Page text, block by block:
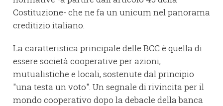
Costituzione- che ne fa un unicum nel panorama
creditizio italiano.
La caratteristica principale delle BCC è quella di
essere società cooperative per azioni,
mutualistiche e locali, sostenute dal principio
"una testa un voto". Un segnale di rivincita per il
mondo cooperativo dopo la debacle della banca